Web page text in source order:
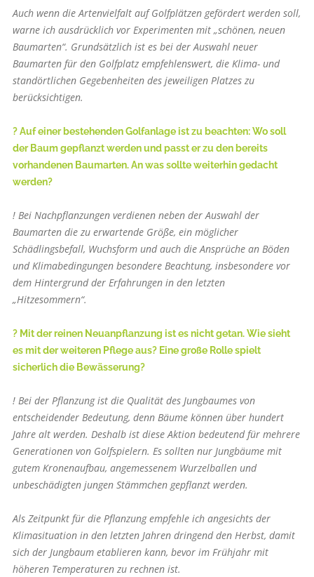
Auch wenn die Artenvielfalt auf Golfplätzen gefördert werden soll,
warne ich ausdrücklich vor Experimenten mit „schönen, neuen
Baum­arten“. Grundsätzlich ist es bei der Auswahl neuer
Baumarten für den Golfplatz empfehlenswert, die Klima- und
standörtlichen Gegebenheiten des jeweiligen Platzes zu
berücksichtigen.
? Auf einer bestehenden Golfanlage ist zu beachten: Wo soll
der Baum gepflanzt werden und passt er zu den bereits
vorhandenen Baumarten. An was sollte weiterhin gedacht
werden?
! Bei Nachpflanzungen verdienen neben der Auswahl der
Baumarten die zu erwartende Größe, ein möglicher
Schädlingsbefall, Wuchsform und auch die Ansprüche an Böden
und Klimabedingungen besondere Beachtung, insbesondere vor
dem Hintergrund der Erfahrungen in den letzten
„Hitzesommern“.
? Mit der reinen Neuanpflanzung ist es nicht getan. Wie sieht
es mit der weiteren Pflege aus? Eine große Rolle spielt
sicherlich die Bewässerung?
! Bei der Pflanzung ist die Qualität des Jungbaumes von
entscheidender Bedeutung, denn Bäume können über hundert
Jahre alt werden. Deshalb ist diese Aktion bedeutend für mehrere
Generationen von Golfspielern. Es sollten nur Jungbäume mit
gutem Kronenaufbau, angemessenem Wurzelballen und
unbeschädigten jungen Stämmchen gepflanzt werden.
Als Zeitpunkt für die Pflanzung empfehle ich angesichts der
Klimasituation in den letzten Jahren dringend den Herbst, damit
sich der Jungbaum etablieren kann, bevor im Frühjahr mit
höheren Temperaturen zu rechnen ist.